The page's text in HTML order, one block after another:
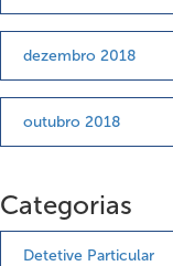
dezembro 2018
outubro 2018
Categorias
Detetive Particular